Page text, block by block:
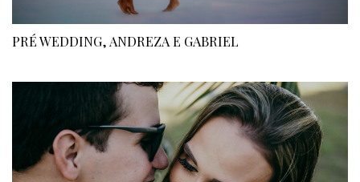
PRÉ WEDDING, ANDREZA E GABRIEL